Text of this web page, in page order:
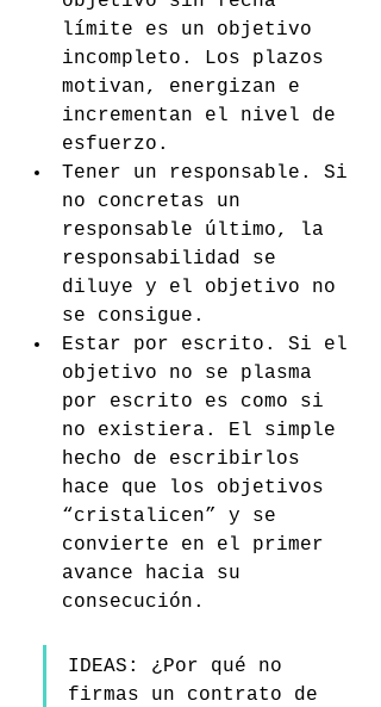
límite es un objetivo
incompleto. Los plazos
motivan, energizan e
incrementan el nivel de
esfuerzo.
Tener un responsable. Si
no concretas un
responsable último, la
responsabilidad se
diluye y el objetivo no
se consigue.
Estar por escrito. Si el
objetivo no se plasma
por escrito es como si
no existiera. El simple
hecho de escribirlos
hace que los objetivos
“cristalicen” y se
convierte en el primer
avance hacia su
consecución.
IDEAS: ¿Por qué no
firmas un contrato de